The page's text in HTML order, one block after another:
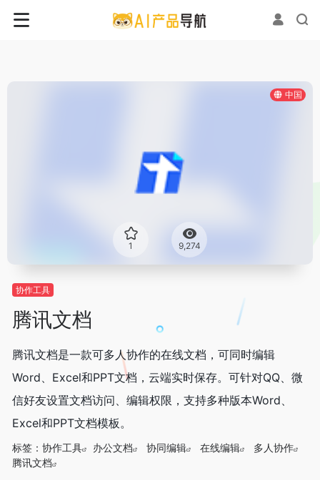
中国
1 9,274
协作工具
腾讯文档
腾讯文档是一款可多人协作的在线文档，可同时编辑
Word、Excel和PPT文档，云端实时保存。可针对QQ、微
信好友设置文档访问、编辑权限，支持多种版本Word、
Excel和PPT文档模板。
标签： 协作工具 办公文档 协同编辑 在线编辑
多人协作
腾讯文档